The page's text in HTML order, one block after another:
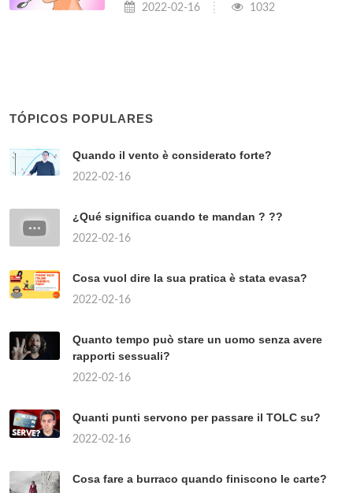
2022-02-16 1032
TÓPICOS POPULARES
Quando il vento è considerato forte?
2022-02-16
¿Qué significa cuando te mandan ? ??
2022-02-16
Cosa vuol dire la sua pratica è stata evasa?
2022-02-16
Quanto tempo può stare un uomo senza avere
rapporti sessuali?
2022-02-16
Quanti punti servono per passare il TOLC su?
2022-02-16
Cosa fare a burraco quando finiscono le carte?